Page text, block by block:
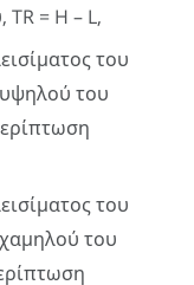
= H – L,
του
του
του
του